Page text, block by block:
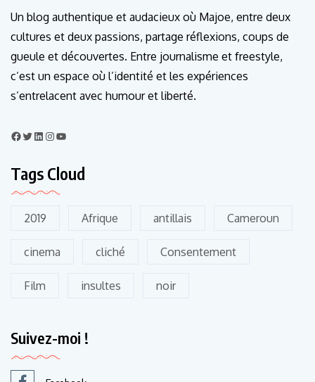
Un blog authentique et audacieux où Majoe, entre deux
cultures et deux passions, partage réflexions, coups de
gueule et découvertes. Entre journalisme et freestyle,
c’est un espace où l’identité et les expériences
s’entrelacent avec humour et liberté.
Tags Cloud
2019 Afrique antillais Cameroun
cinema cliché Consentement
Film insultes noir
Suivez-moi !